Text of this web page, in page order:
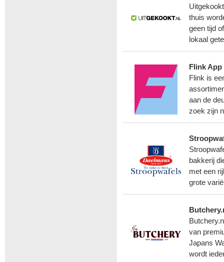
thuis
geen tijd
lokaal
Flink App
Flink is
aan de
zoek zijn
bakkerij
met een
grote
van
Japans
wordt